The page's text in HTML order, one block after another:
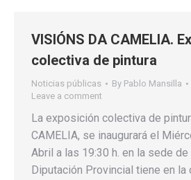
VISIÓNS DA CAMELIA.
colectiva de pintura
Noticias públicas By Pablo Mansilla
Leave a comment
La exposición colectiva de
CAMELIA, se inaugurará el
Abril a las 19:30 h. en la sede
Diputación Provincial tiene en la